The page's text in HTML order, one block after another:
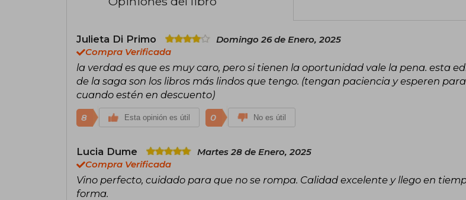
Julieta Di Primo
Domingo 26 de Enero, 2025
Compra Verificada
la verdad es que es muy caro, pero si tienen la oportunidad vale la pena. esta
de la saga son los libros más lindos que tengo. (tengan paciencia y esperen para
cuando estén en descuento)
8 Esta opinión es útil 0 No es útil
Lucia Dume
Martes 28 de Enero, 2025
Compra Verificada
Vino perfecto, cuidado para que no se rompa. Calidad excelente y llego en
forma.